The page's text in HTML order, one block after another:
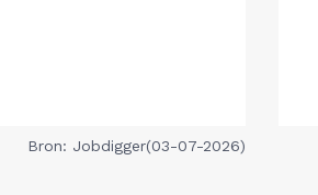
Bron: Jobdigger(03-07-2026)